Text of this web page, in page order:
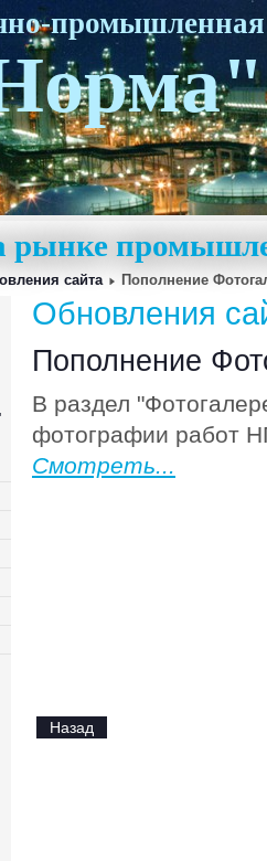
рынке
сайта Пополнение
Обновления
Пополнение
В раздел
фотографии работ
Смотреть...
Назад